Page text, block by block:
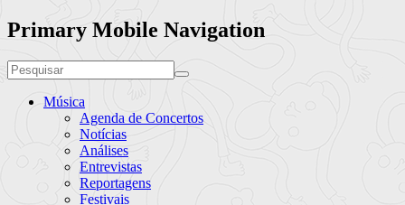
Primary Mobile Navigation
Música
Agenda de Concertos
Notícias
Análises
Entrevistas
Reportagens
Festivais